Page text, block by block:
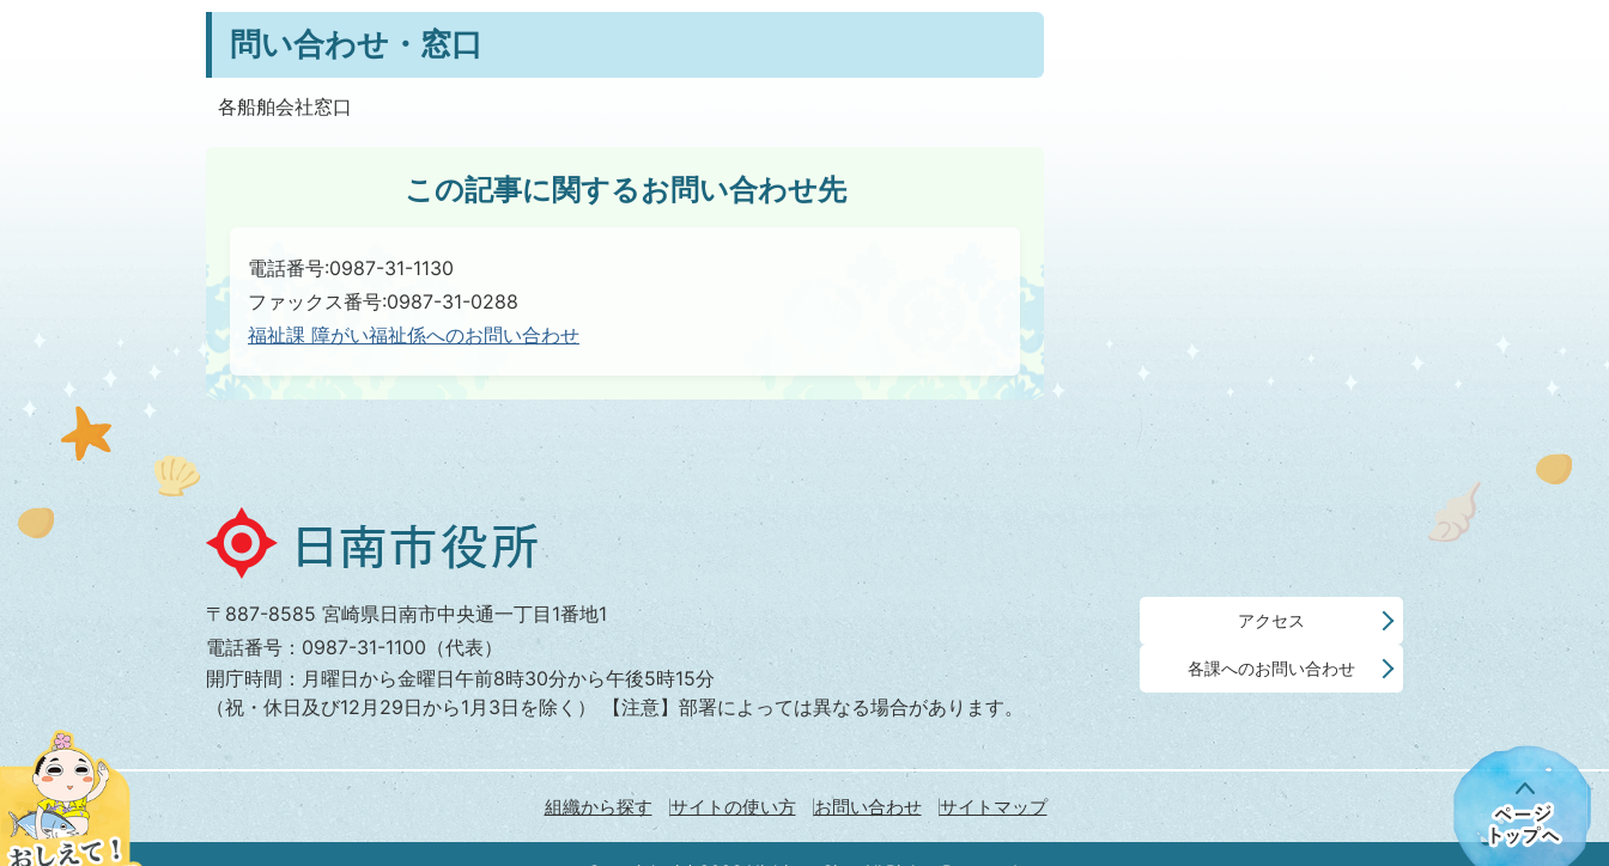
問い合わせ・窓口
各船舶会社窓口
この記事に関するお問い合わせ先
電話番号:0987-31-1130
ファックス番号:0987-31-0288
福祉課 障がい福祉係へのお問い合わせ
日
南
役
所
〒887-8585 宮崎県日南市中央通一丁目1番地1
電話番号：0987-31-1100（代表）
開庁時間：月曜日から金曜日午前8時30分から午後5時15分
（祝・休日及び12月29日から1月3日を除く）
【注意】部署によっては異なる場合があります。
アクセス
各課へのお問い合わせ
組織から探す サイトの使い方 お問い合わせ サイトマップ